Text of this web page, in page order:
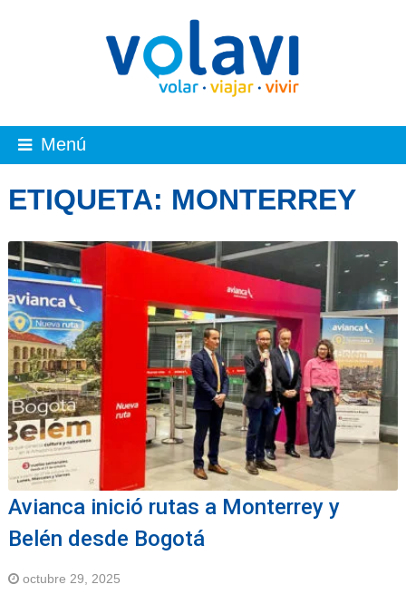
Menú
ETIQUETA: MONTERREY
Avianca inició rutas a Monterrey y
Belén desde Bogotá
octubre 29, 2025